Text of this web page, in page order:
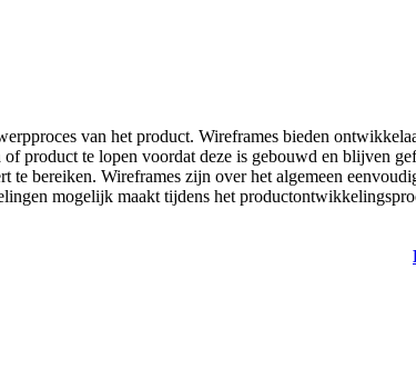
van het product. Wireframes bieden
product te lopen voordat deze is gebouwd en blijven
bereiken. Wireframes zijn over het algemeen
mogelijk maakt tijdens het